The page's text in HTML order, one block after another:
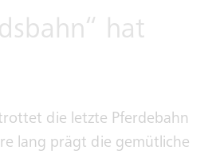
hat
die letzte Pferdebahn
lang prägt die gemütliche